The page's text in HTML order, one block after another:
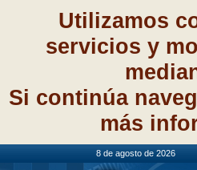
Utilizamos
servicios y
Si continúa
más
8 de